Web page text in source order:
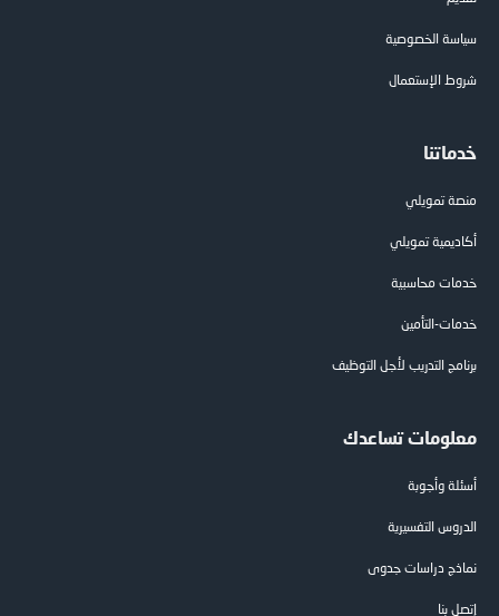
سياسة الخصوصية
شروط الإستعمال
خدماتنا
منصة تمويلي
أكاديمية تمويلي
خدمات محاسبية
خدمات-التأمين
برنامج التدريب لأجل التوظيف
معلومات تساعدك
أسئلة وأجوبة
الدروس التفسيرية
نماذج دراسات جدوى
إتصل بنا